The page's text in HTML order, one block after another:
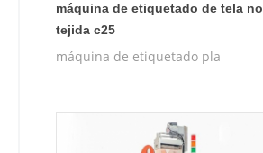
máquina de etiquetado de tela no
tejida c25
máquina de etiquetado pla